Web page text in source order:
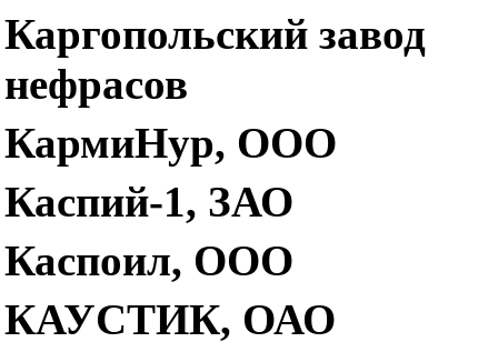
Каргопольский завод
нефрасов
КармиНур, ООО
Каспий-1, ЗАО
Каспоил, ООО
КАУСТИК, ОАО